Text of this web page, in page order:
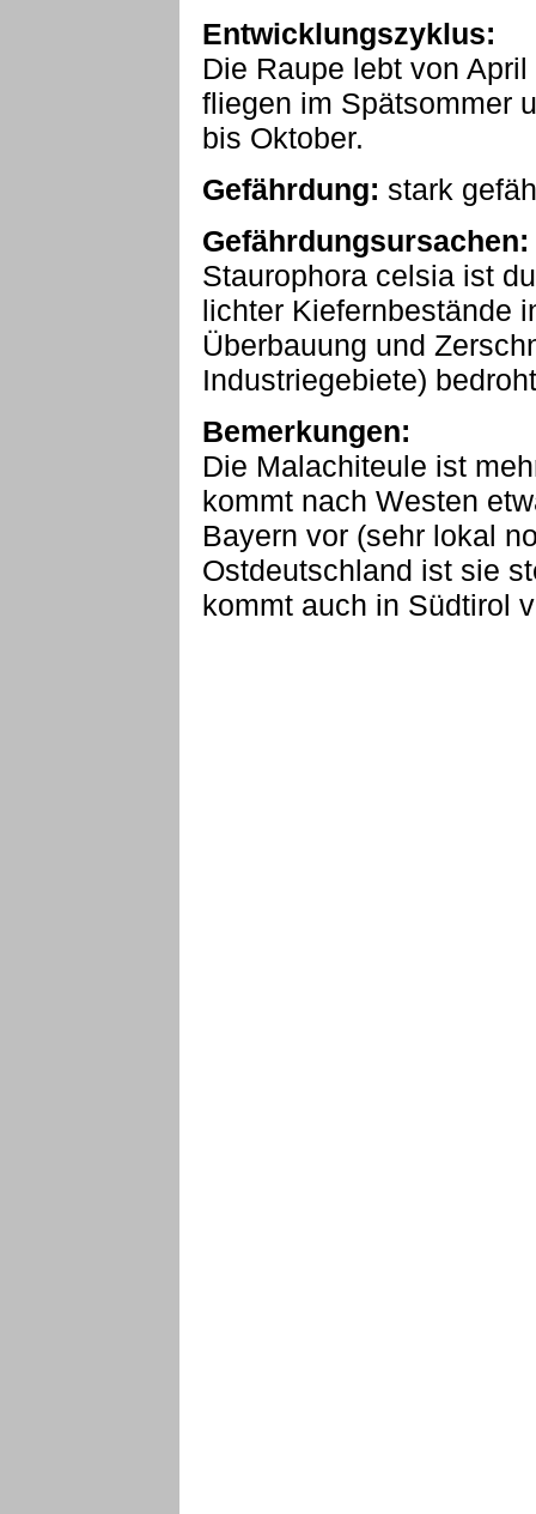
Entwicklungszyklus:
Die Raupe lebt von
fliegen im Spätsommer
bis Oktober.
Gefährdung: stark
Gefährdungsursachen:
Staurophora celsia ist
lichter Kiefernbestände
Überbauung und
Industriegebiete)
Bemerkungen:
Die Malachiteule ist
kommt nach Westen
Bayern vor (sehr lokal
Ostdeutschland ist sie
kommt auch in Südtirol